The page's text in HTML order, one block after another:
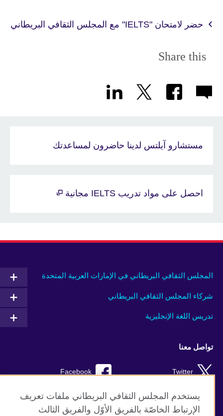
حضر لامتحان "IELTS" مع المجلس الثقافي البريطاني
Share this
مستشارو آيلتس لدينا حاضرون لمساعدتك
احصل على مواد تدريب IELTS مجانية
المجلس الثقافي البريطاني في الإمارات العربية المتحدة
شركاء المجلس الثقافي البريطاني
تدريس اللغة الإنجليزية
تواصل معنا
Facebook Twitter
Instagram RSS
يستخدم المجلس الثقافي البريطاني ملفات تعريف
الإرتباط الخاصّة بالفريق الأوّل والفريق الثالث